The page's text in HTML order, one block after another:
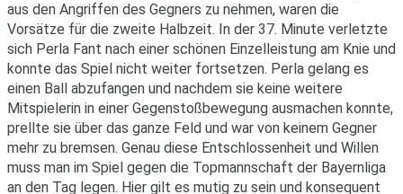
aus den Angriffen des Gegners zu nehmen, waren die
Vorsätze für die zweite Halbzeit. In der 37. Minute verletzte
sich Perla Fant nach einer schönen Einzelleistung am Knie und
konnte das Spiel nicht weiter fortsetzen. Perla gelang es
einen Ball abzufangen und nachdem sie keine weitere
Mitspielerin in einer Gegenstoßbewegung ausmachen konnte,
prellte sie über das ganze Feld und war von keinem Gegner
mehr zu bremsen. Genau diese Entschlossenheit und Willen
muss man im Spiel gegen die Topmannschaft der Bayernliga
an den Tag legen. Hier gilt es mutig zu sein und konsequent